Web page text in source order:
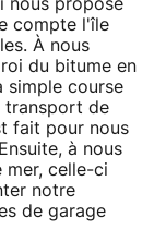
nous propose
compte l'île
À nous
du bitume en
simple course
transport de
fait pour nous
à nous
mer, celle-ci
notre
de garage